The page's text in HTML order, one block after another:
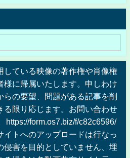
している映像の著作権や肖像権
様に帰属いたします。申しわけ
らの要望、問題がある記事を削
る限り応じます。お問い合わせ
https://form.os7.biz/f/c82c6596/
イトへのアップロードは行なっ
侵害を目的としていません、埋